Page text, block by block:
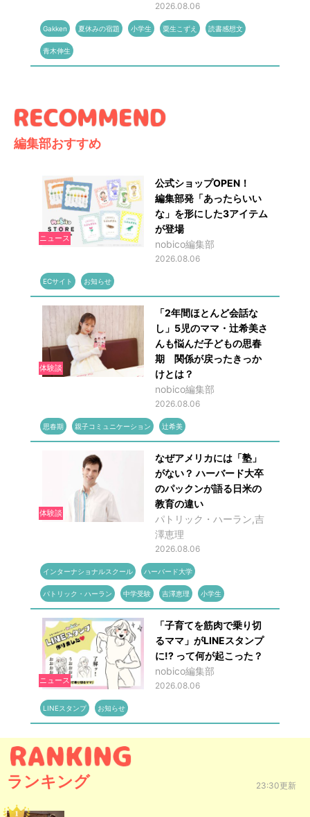
2026.08.06
Gakken 夏休みの宿題 小学生 粟生こずえ 読書感想文
青木伸生
編集部おすすめ
ニュース
公式ショップOPEN！
編集部発「あったらいい
な」を形にした3アイテム
が登場
nobico編集部
2026.08.06
ECサイト お知らせ
体験談
「2年間ほとんど会話な
し」5児のママ・辻希美さ
んも悩んだ子どもの思春
期 関係が戻ったきっか
けとは？
nobico編集部
2026.08.06
思春期 親子コミュニケーション 辻希美
体験談
なぜアメリカには「塾」
がない？ ハーバード大卒
のパックンが語る日米の
教育の違い
パトリック・ハーラン,吉
澤恵理
2026.08.06
インターナショナルスクール ハーバード大学
パトリック・ハーラン 中学受験 吉澤恵理 小学生
ニュース
「子育てを筋肉で乗り切
るママ」がLINEスタンプ
に!? って何が起こった？
nobico編集部
2026.08.06
LINEスタンプ お知らせ
ランキング 23:30更新